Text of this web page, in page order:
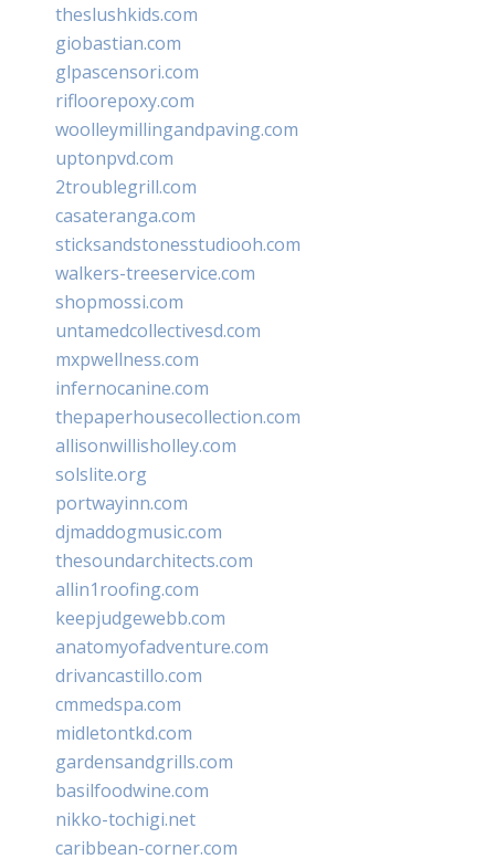
theslushkids.com
giobastian.com
glpascensori.com
rifloorepoxy.com
woolleymillingandpaving.com
uptonpvd.com
2troublegrill.com
casateranga.com
sticksandstonesstudiooh.com
walkers-treeservice.com
shopmossi.com
untamedcollectivesd.com
mxpwellness.com
infernocanine.com
thepaperhousecollection.com
allisonwillisholley.com
solslite.org
portwayinn.com
djmaddogmusic.com
thesoundarchitects.com
allin1roofing.com
keepjudgewebb.com
anatomyofadventure.com
drivancastillo.com
cmmedspa.com
midletontkd.com
gardensandgrills.com
basilfoodwine.com
nikko-tochigi.net
caribbean-corner.com